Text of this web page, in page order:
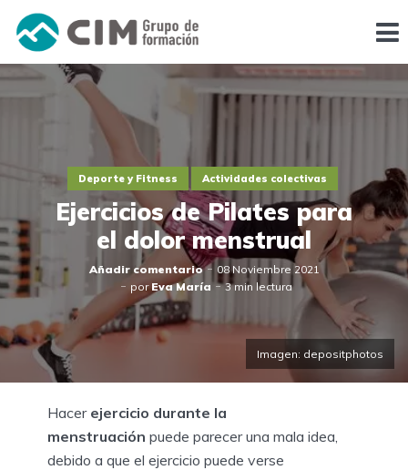
Imagen: depositphotos
Deporte y Fitness Actividades colectivas
Ejercicios de Pilates para
el dolor menstrual
Añadir comentario
08 Noviembre 2021
porEva María 3 min lectura
Hacer ejercicio durante la
menstruación puede parecer una mala idea,
debido a que el ejercicio puede verse